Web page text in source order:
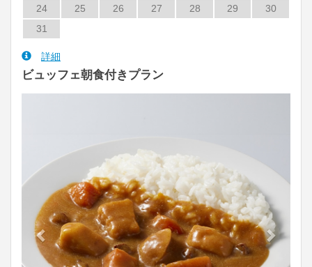
24
25 26 27 28 29
30
31
詳細
ビュッフェ朝食付きプラン